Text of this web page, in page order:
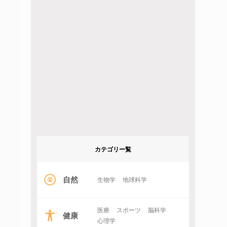
カテゴリー覧
自然 生物学 地球科学
健康 医療 スポーツ
脳科学
心理学